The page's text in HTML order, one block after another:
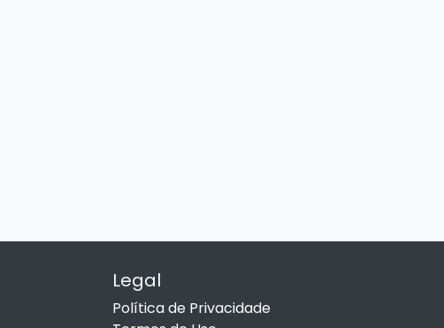
Legal
Política de Privacidade